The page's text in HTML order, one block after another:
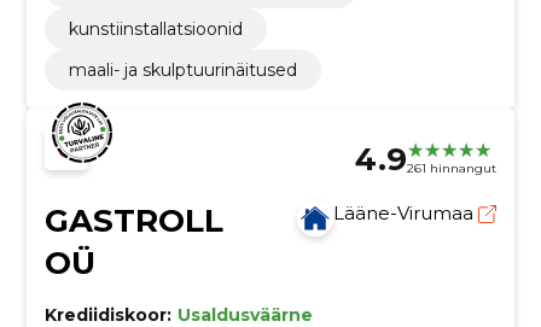
kunstiinstallatsioonid
maali- ja skulptuurinäitused
4.9261 hinnangut
GASTROLL
OÜ
Lääne-Virumaa
Krediidiskoor: Usaldusväärne